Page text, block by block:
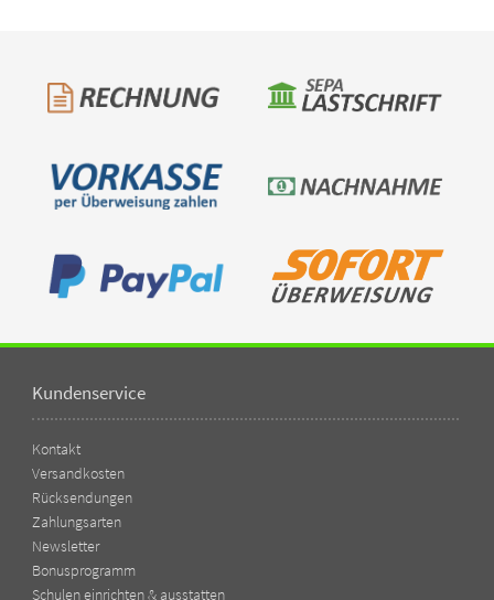
Kundenservice
Kontakt
Versandkosten
Rücksendungen
Zahlungsarten
Newsletter
Bonusprogramm
Schulen einrichten & ausstatten